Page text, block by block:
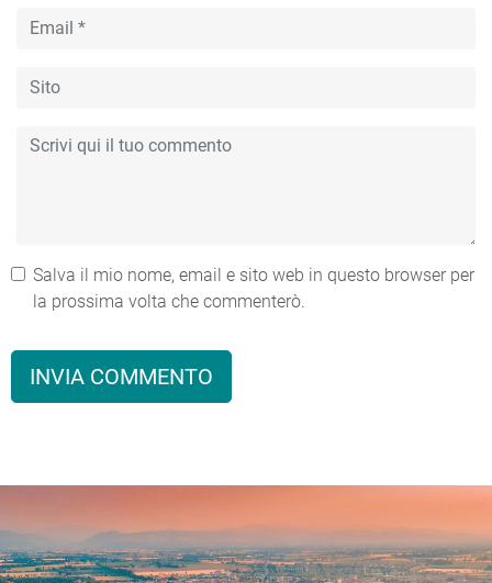
Salva il mio nome, email e sito web in questo browser per
la prossima volta che commenterò.